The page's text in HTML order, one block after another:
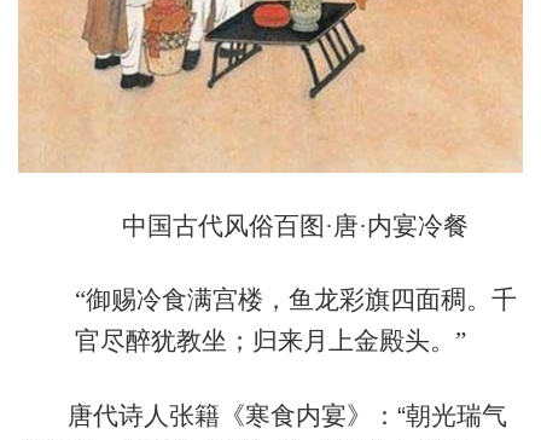
中国古代风俗百图·唐·内宴冷餐
“御赐冷食满宫楼，鱼龙彩旗四面稠。千
官尽醉犹教坐；归来月上金殿头。”
唐代诗人张籍《寒食内宴》：“朝光瑞气